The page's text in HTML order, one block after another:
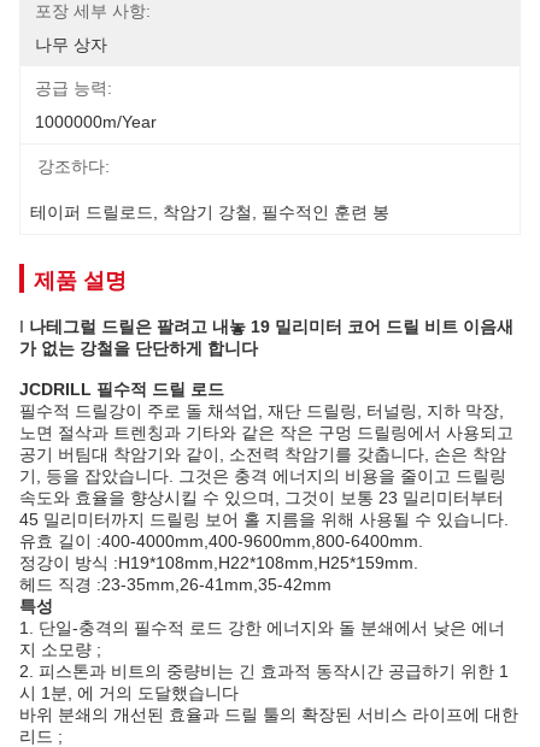
포장 세부 사항:
나무 상자
공급 능력:
1000000m/year
강조하다:
테이퍼 드릴로드 착암기 강철 필수적인 훈련 봉
제품 설명
I 나테그럴 드릴은 팔려고 내놓 19 밀리미터 코어 드릴 비트 이음새
가 없는 강철을 단단하게 합니다
JCDRILL 필수적 드릴 로드
필수적 드릴강이 주로 돌 채석업, 재단 드릴링, 터널링, 지하 막장,
노면 절삭과 트렌칭과 기타와 같은 작은 구멍 드릴링에서 사용되고
공기 버팀대 착암기와 같이, 소전력 착암기를 갖춥니다, 손은 착암
기, 등을 잡았습니다. 그것은 충격 에너지의 비용을 줄이고 드릴링
속도와 효율을 향상시킬 수 있으며, 그것이 보통 23 밀리미터부터
45 밀리미터까지 드릴링 보어 홀 지름을 위해 사용될 수 있습니다.
유효 길이 :400-4000mm,400-9600mm,800-6400mm.
정강이 방식 :H19*108mm,H22*108mm,H25*159mm.
헤드 직경 :23-35mm,26-41mm,35-42mm
특성
1. 단일-충격의 필수적 로드 강한 에너지와 돌 분쇄에서 낮은 에너
지 소모량 ;
2. 피스톤과 비트의 중량비는 긴 효과적 동작시간 공급하기 위한 1
시 1분, 에 거의 도달했습니다
바위 분쇄의 개선된 효율과 드릴 툴의 확장된 서비스 라이프에 대한
리드 ;